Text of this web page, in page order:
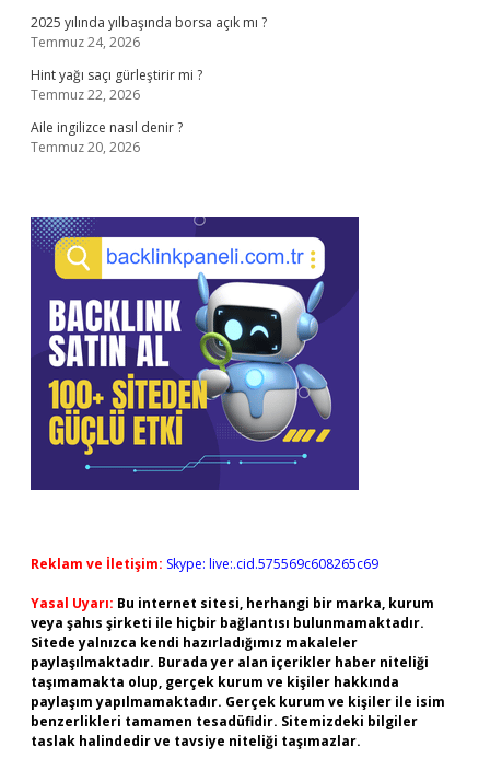
2025 yılında yılbaşında borsa açık mı ?
Temmuz 24, 2026
Hint yağı saçı gürleştirir mi ?
Temmuz 22, 2026
Aile ingilizce nasıl denir ?
Temmuz 20, 2026
Reklam ve İletişim: Skype: live:.cid.575569c608265c69
Yasal Uyarı: Bu internet sitesi, herhangi bir marka, kurum
veya şahıs şirketi ile hiçbir bağlantısı bulunmamaktadır.
Sitede yalnızca kendi hazırladığımız makaleler
paylaşılmaktadır. Burada yer alan içerikler haber niteliği
taşımamakta olup, gerçek kurum ve kişiler hakkında
paylaşım yapılmamaktadır. Gerçek kurum ve kişiler ile isim
benzerlikleri tamamen tesadüfidir. Sitemizdeki bilgiler
taslak halindedir ve tavsiye niteliği taşımazlar.